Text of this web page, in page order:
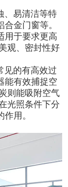
、易清洁等特
金门窗等。
用于要求更高
观、密封性好
见的有高效过
能有效捕捉空
则能吸附空气
光照条件下分
用。